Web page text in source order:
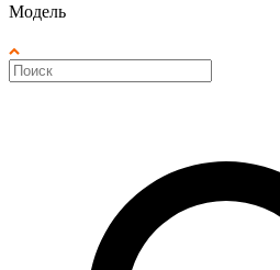
Модель